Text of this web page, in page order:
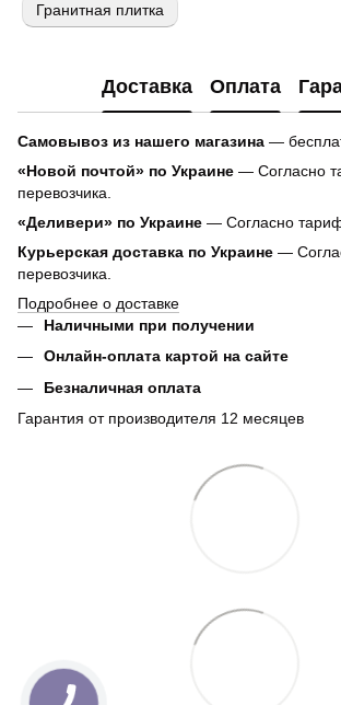
Гранитная плитка
Доставка Оплата
Самовывоз из нашего магазина —
«Новой почтой» по Украине — Согласно
перевозчика.
«Деливери» по Украине — Согласно
Курьерская доставка по Украине —
перевозчика.
Подробнее о доставке
Наличными при получении
Онлайн-оплата картой на сайте
Безналичная оплата
Гарантия от производителя 12 месяцев